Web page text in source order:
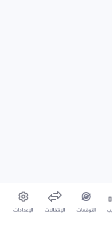
التوقعات الإنتقالات الإعدادات